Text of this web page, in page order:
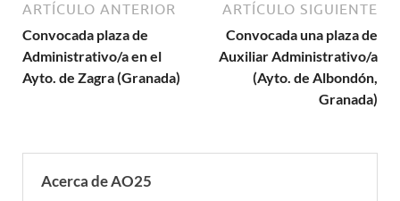
ARTÍCULO ANTERIOR
Convocada plaza de
Administrativo/a en el
Ayto. de Zagra (Granada)
ARTÍCULO SIGUIENTE
Convocada una plaza de
Auxiliar Administrativo/a
(Ayto. de Albondón,
Granada)
Acerca de AO25